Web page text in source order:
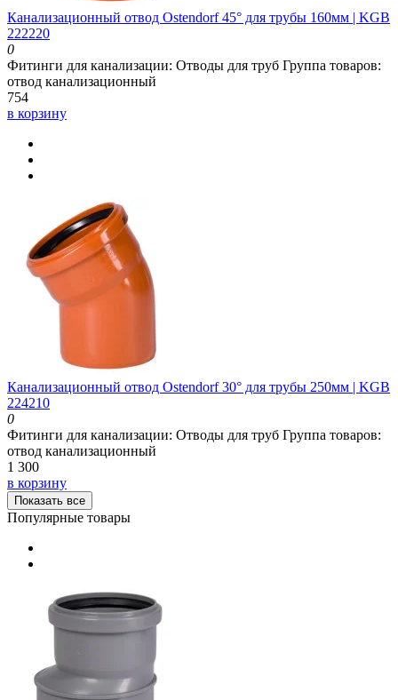
Канализационный отвод Ostendorf 45° для трубы 160мм | KGB
222220
0
Фитинги для канализации: Отводы для труб Группа товаров:
отвод канализационный
754
в корзину
Канализационный отвод Ostendorf 30° для трубы 250мм | KGB
224210
0
Фитинги для канализации: Отводы для труб Группа товаров:
отвод канализационный
1 300
в корзину
Показать все
Популярные товары